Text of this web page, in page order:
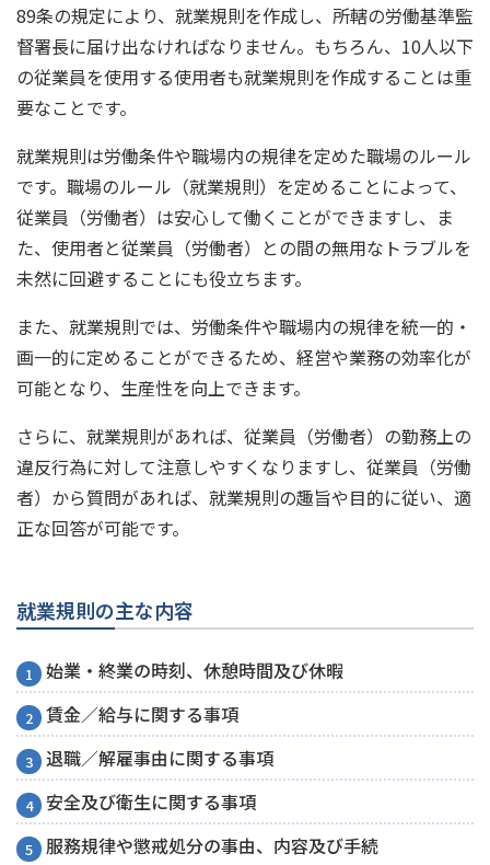
89条の規定により、就業規則を作成し、所轄の労働基準監
督署長に届け出なければなりません。もちろん、10人以下
の従業員を使用する使用者も就業規則を作成することは重
要なことです。
就業規則は労働条件や職場内の規律を定めた職場のルール
です。職場のルール（就業規則）を定めることによって、
従業員（労働者）は安心して働くことができますし、ま
た、使用者と従業員（労働者）との間の無用なトラブルを
未然に回避することにも役立ちます。
また、就業規則では、労働条件や職場内の規律を統一的・
画一的に定めることができるため、経営や業務の効率化が
可能となり、生産性を向上できます。
さらに、就業規則があれば、従業員（労働者）の勤務上の
違反行為に対して注意しやすくなりますし、従業員（労働
者）から質問があれば、就業規則の趣旨や目的に従い、適
正な回答が可能です。
就業規則の主な内容
始業・終業の時刻、休憩時間及び休暇
賃金／給与に関する事項
退職／解雇事由に関する事項
安全及び衛生に関する事項
服務規律や懲戒処分の事由、内容及び手続